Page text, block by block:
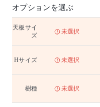
H680(天下
脚内
※テーブル天
【脚の取り
天板1800mm
ダイニング
オプションを選ぶ
天板サイ
ズ
未選択
Hサイズ 未選択
樹種 未選択